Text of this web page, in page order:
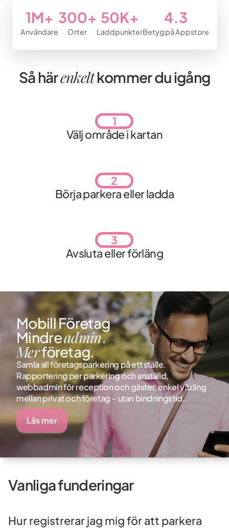
1M+
Användare
300+
Orter
50K+
Laddpunkter
4.3
Betyg på Appstore
Så härenkeltkommer du igång
1
Välj område i kartan
2
Börja parkera eller ladda
3
Avsluta eller förläng
Mobill Företag
Mindreadmin.
Merföretag.
Samla all företagsparkering på ett ställe.
Rapportering per parkering och anställd,
webbadmin för reception och gäster, enkel växling
mellan privat och företag – utan bindningstid.
Läs mer
Vanliga funderingar
Hur registrerar jag mig för att parkera